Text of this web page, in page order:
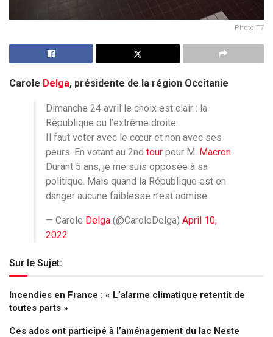
Photo T7
Carole Delga, présidente de la région Occitanie
Dimanche 24 avril le choix est clair : la
République ou l’extrême droite.
Il faut voter avec le cœur et non avec ses
peurs. En votant au 2nd tour pour M. Macron
Durant 5 ans, je me suis opposée à sa
politique. Mais quand la République est en
danger aucune faiblesse n’est admise.
— Carole Delga (@CaroleDelga) April 10,
2022
Sur le Sujet:
Incendies en France : « L’alarme climatique retentit de
toutes parts »
Ces ados ont participé à l’aménagement du lac Neste